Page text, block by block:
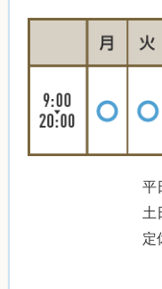
平
土
定